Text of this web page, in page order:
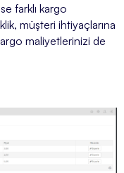
farklı kargo
müşteri ihtiyaçlarına
maliyetlerinizi de